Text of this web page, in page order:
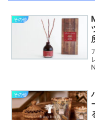
その他
その他